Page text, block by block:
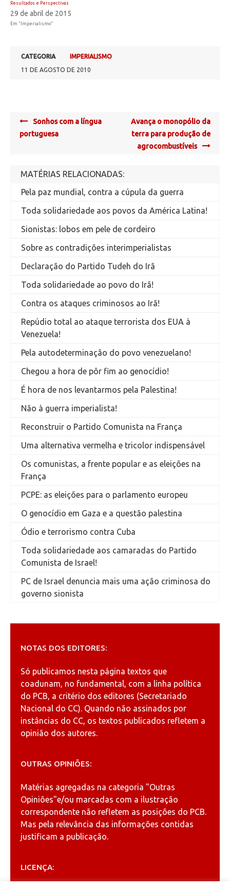
Resultados e Perspectivas
29 de abril de 2015
Em "Imperialismo"
CATEGORIA
IMPERIALISMO
11 DE AGOSTO DE 2010
Post
navigation
Sonhos com a língua
portuguesa
Avança o monopólio da
terra para produção de
agrocombustíveis
MATÉRIAS RELACIONADAS:
Pela paz mundial, contra a cúpula da guerra
Toda solidariedade aos povos da América Latina!
Sionistas: lobos em pele de cordeiro
Sobre as contradições interimperialistas
Declaração do Partido Tudeh do Irã
Toda solidariedade ao povo do Irã!
Contra os ataques criminosos ao Irã!
Repúdio total ao ataque terrorista dos EUA à
Venezuela!
Pela autodeterminação do povo venezuelano!
Chegou a hora de pôr fim ao genocídio!
É hora de nos levantarmos pela Palestina!
Não à guerra imperialista!
Reconstruir o Partido Comunista na França
Uma alternativa vermelha e tricolor indispensável
Os comunistas, a frente popular e as eleições na
França
PCPE: as eleições para o parlamento europeu
O genocídio em Gaza e a questão palestina
Ódio e terrorismo contra Cuba
Toda solidariedade aos camaradas do Partido
Comunista de Israel!
PC de Israel denuncia mais uma ação criminosa do
governo sionista
NOTAS DOS EDITORES:
Só publicamos nesta página textos que
coadunam, no fundamental, com a linha política
do PCB, a critério dos editores (Secretariado
Nacional do CC). Quando não assinados por
instâncias do CC, os textos publicados refletem a
opinião dos autores.
OUTRAS OPINIÕES:
Matérias agregadas na categoria "Outras
Opiniões"e/ou marcadas com a ilustração
correspondente não refletem as posições do PCB.
Mas pela relevância das informações contidas
justificam a publicação.
LICENÇA: